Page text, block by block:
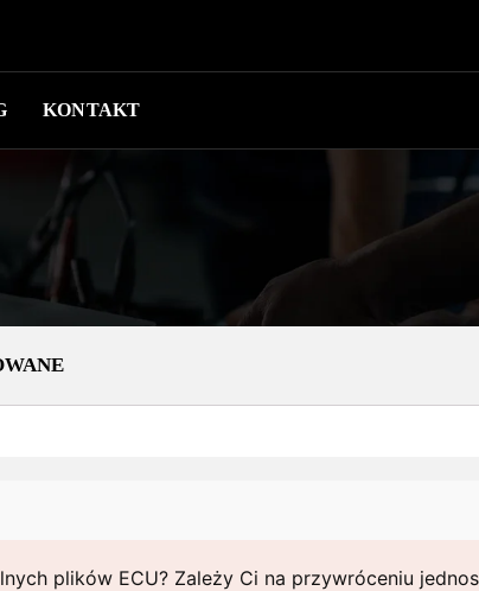
KONTAKT
plików ECU? Zależy Ci na przywróceniu